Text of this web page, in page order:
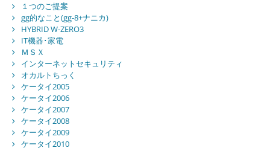
１つのご提案
gg的なこと(gg-8+ナニカ)
HYBRID W-ZERO3
IT機器･家電
ＭＳＸ
インターネットセキュリティ
オカルトちっく
ケータイ2005
ケータイ2006
ケータイ2007
ケータイ2008
ケータイ2009
ケータイ2010